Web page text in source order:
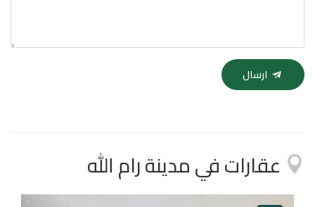
ارسال
عقارات في مدينة رام الله